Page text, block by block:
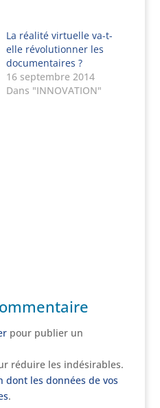
La réalité virtuelle va-t-
elle révolutionner les
documentaires ?
16 septembre 2014
Dans "INNOVATION"
pour publier un
réduire les indésirables.
dont les données de vos
.